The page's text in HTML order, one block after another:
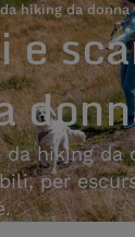
hiking da donna
e
da hiking da
per